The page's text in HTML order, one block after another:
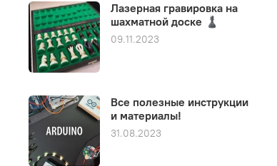
Лазерная гравировка на
шахматной доске ♟️
09.11.2023
Все полезные инструкции
и материалы!
31.08.2023